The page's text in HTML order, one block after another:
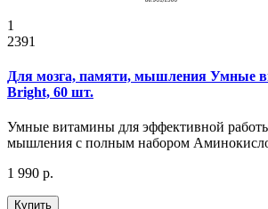
1
2391
Для мозга, памяти, мышления Умные
Bright, 60 шт.
Умные витамины для эффективной
мышления с полным набором
1 990 р.
Купить